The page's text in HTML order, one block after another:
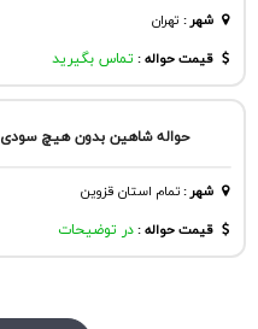
شهر: تهران
قیمت حواله : تماس بگیرید
حواله شاهین بدون هیچ سودی
شهر:تمام استان قزوین
قیمت حواله :در توضیحات